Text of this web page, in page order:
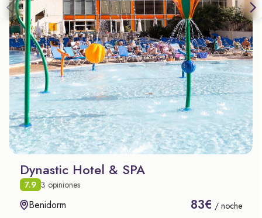
Dynastic Hotel & SPA
7.9 3 opiniones
Benidorm 83€ / noche